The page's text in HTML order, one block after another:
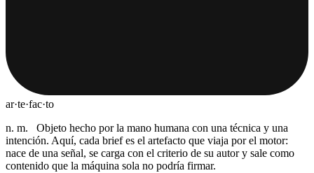
ar·te·fac·to
n. m.
Objeto hecho por la mano humana con una técnica y una
intención. Aquí, cada brief es el artefacto que viaja por el motor:
nace de una señal, se carga con el criterio de su autor y sale como
contenido que la máquina sola no podría firmar.